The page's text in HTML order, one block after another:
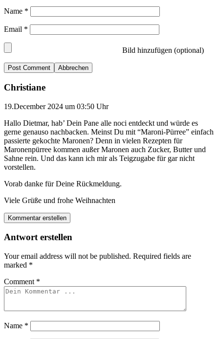
Name *
Email *
Bild hinzufügen (optional)
Abbrechen
Christiane
19.December 2024 um 03:50 Uhr
Hallo Dietmar, hab’ Dein Pane alle noci entdeckt und würde es
gerne genauso nachbacken. Meinst Du mit “Maroni-Pürree” einfach
passierte gekochte Maronen? Denn in vielen Rezepten für
Maronenpürree kommen außer Maronen auch Zucker, Butter und
Sahne rein. Und das kann ich mir als Teigzugabe für gar nicht
vorstellen.
Vorab danke für Deine Rückmeldung.
Viele Grüße und frohe Weihnachten
Kommentar erstellen
Antwort erstellen
Your email address will not be published. Required fields are
marked *
Comment *
Name *